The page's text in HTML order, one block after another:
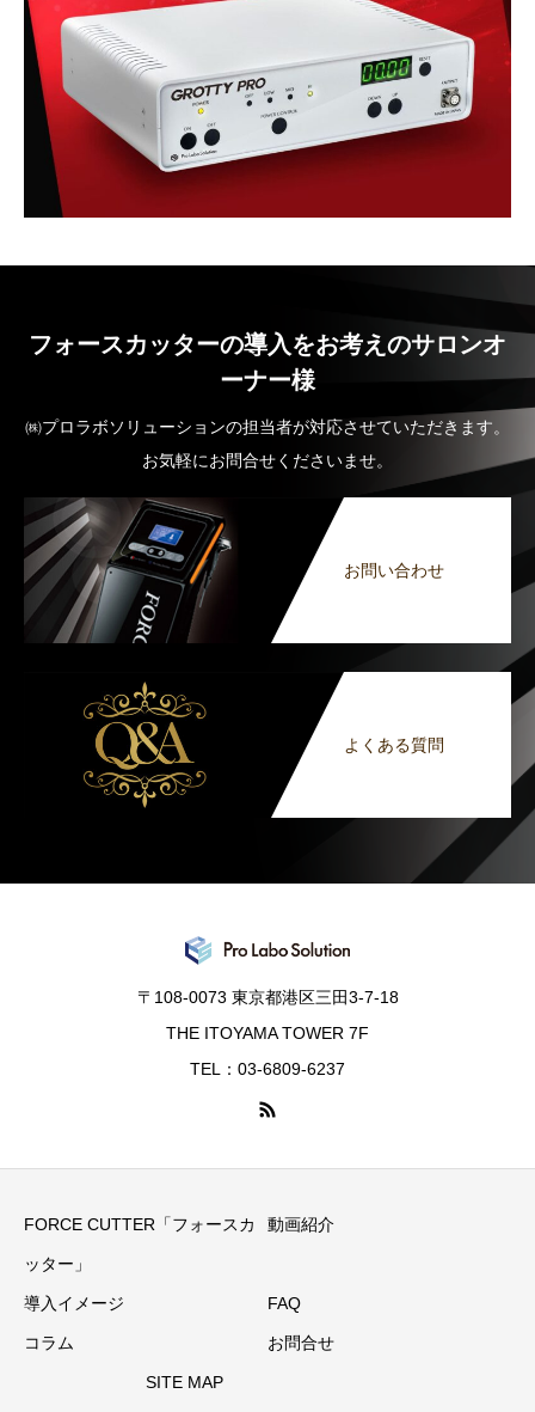
フォースカッターの導入をお考えのサロンオ
ーナー様
㈱プロラボソリューションの担当者が対応させていただきます。
お気軽にお問合せくださいませ。
お問い合わせ
よくある質問
〒108-0073 東京都港区三田3-7-18
THE ITOYAMA TOWER 7F
TEL：03-6809-6237
FORCE CUTTER「フォースカ
ッター」
動画紹介
導入イメージ FAQ
コラム お問合せ
SITE MAP